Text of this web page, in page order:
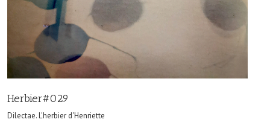
Herbier#029
Dilectae. L'herbier d'Henriette